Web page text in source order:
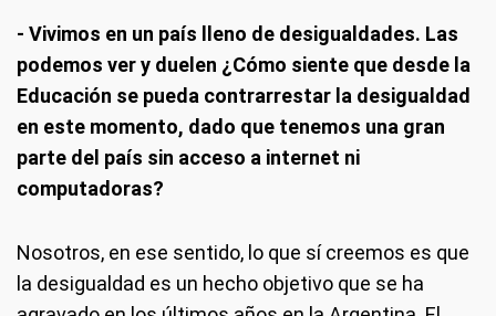
- Vivimos en un país lleno de desigualdades. Las
podemos ver y duelen ¿Cómo siente que desde la
Educación se pueda contrarrestar la desigualdad
en este momento, dado que tenemos una gran
parte del país sin acceso a internet ni
computadoras?
Nosotros, en ese sentido, lo que sí creemos es que
la desigualdad es un hecho objetivo que se ha